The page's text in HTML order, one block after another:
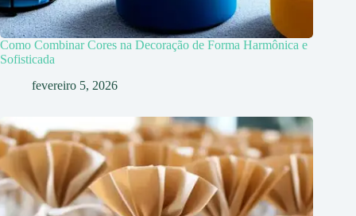
Como Combinar Cores na Decoração de Forma Harmônica e
Sofisticada
fevereiro 5, 2026